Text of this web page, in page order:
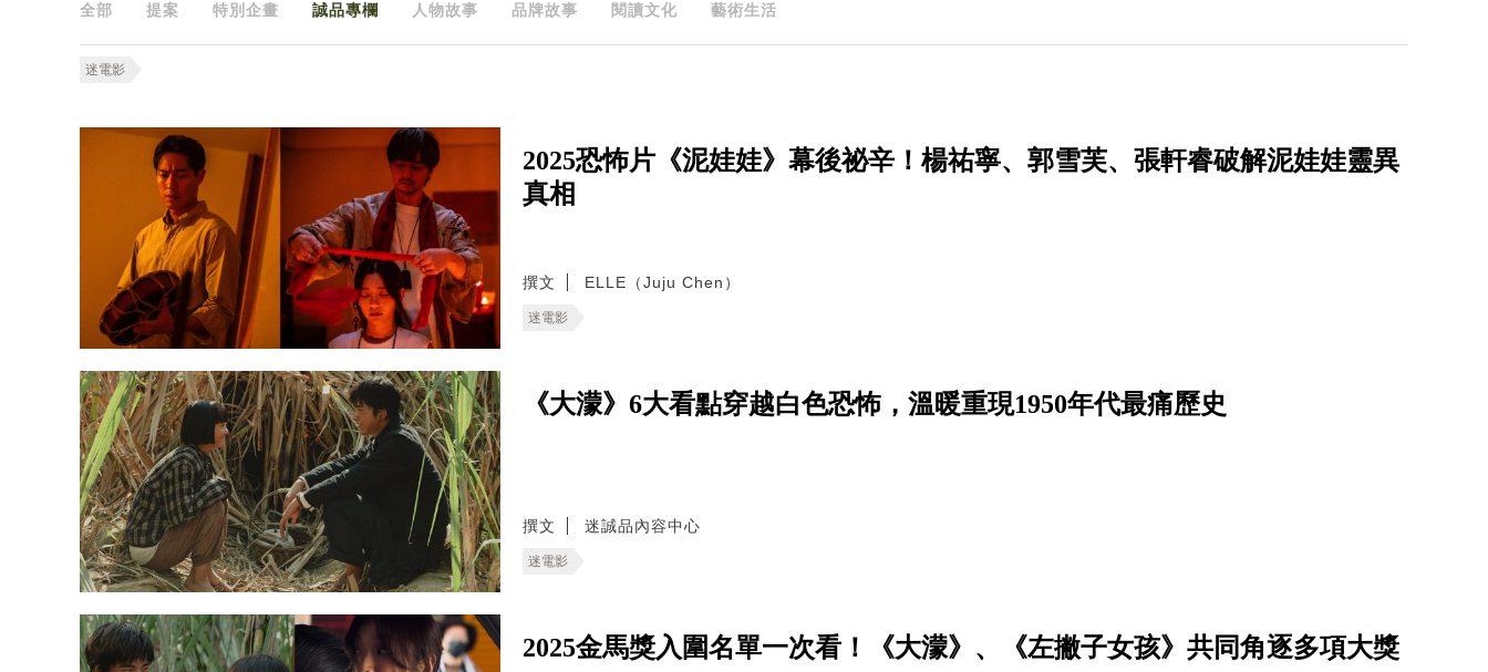
全部 提案 特別企畫 誠品專欄 人物故事 品牌故事 閱讀文化 藝術生活
迷電影
2025恐怖片《泥娃娃》幕後祕辛！楊祐寧、郭雪芙、張軒睿破解泥娃娃靈異
真相
撰文 ELLE（Juju Chen）
迷電影
《大濛》6大看點穿越白色恐怖，溫暖重現1950年代最痛歷史
撰文 迷誠品內容中心
迷電影
2025金馬獎入圍名單一次看！《大濛》、《左撇子女孩》共同角逐多項大獎